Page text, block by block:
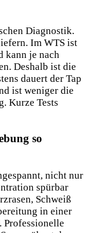
Diagnostik.
Im WTS ist
kann je nach
Deshalb ist die
dauert der Tap
ist weniger die
Kurze Tests
so
nicht nur
spürbar
Schweiß
in einer
Professionelle